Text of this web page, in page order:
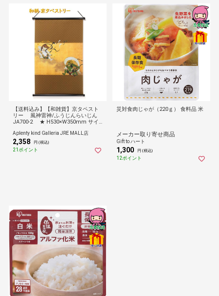
【送料込み】【和雑貨】京タペスト
リー 風神雷神/ふうじんらいじん
JA700-2 ★ H530×W350mm サイ
神 雷神図 雷の神 風の神 絵図絵巻/イ
ンテリア/掛け軸 かけ軸 タペストリ
ー/縁起物 うきよえ 玄関飾り 壁飾り
★
Aplenty kind Galleria JRE MALL店
2,358 円 (税込)
21ポイント
災対食肉じゃが（220ｇ） 食料品 米
メーカー取り寄せ商品
Gift to ハート
1,300 円 (税込)
12ポイント